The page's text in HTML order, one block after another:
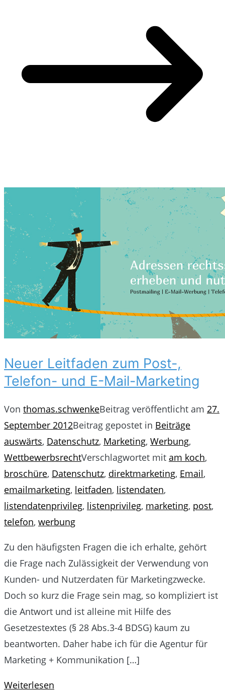
Neuer Leitfaden zum Post-,
Telefon- und E-Mail-Marketing
Von thomas.schwenkeBeitrag veröffentlicht am 27.
September 2012Beitrag gepostet in Beiträge
auswärts, Datenschutz, Marketing, Werbung,
WettbewerbsrechtVerschlagwortet mit am koch,
broschüre, Datenschutz, direktmarketing, Email,
emailmarketing, leitfaden, listendaten,
listendatenprivileg, listenprivileg, marketing, post,
telefon, werbung
Zu den häufigsten Fragen die ich erhalte, gehört
die Frage nach Zulässigkeit der Verwendung von
Kunden- und Nutzerdaten für Marketingzwecke.
Doch so kurz die Frage sein mag, so kompliziert ist
die Antwort und ist alleine mit Hilfe des
Gesetzestextes (§ 28 Abs.3-4 BDSG) kaum zu
beantworten. Daher habe ich für die Agentur für
Marketing + Kommunikation […]
Weiterlesen